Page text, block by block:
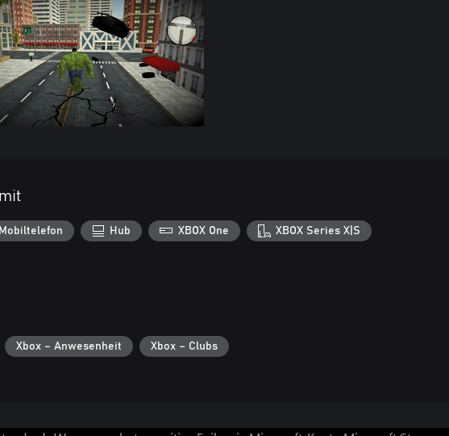
Mobiltelefon Hub XBOX One XBOX Series X|S
Xbox – Anwesenheit Xbox – Clubs